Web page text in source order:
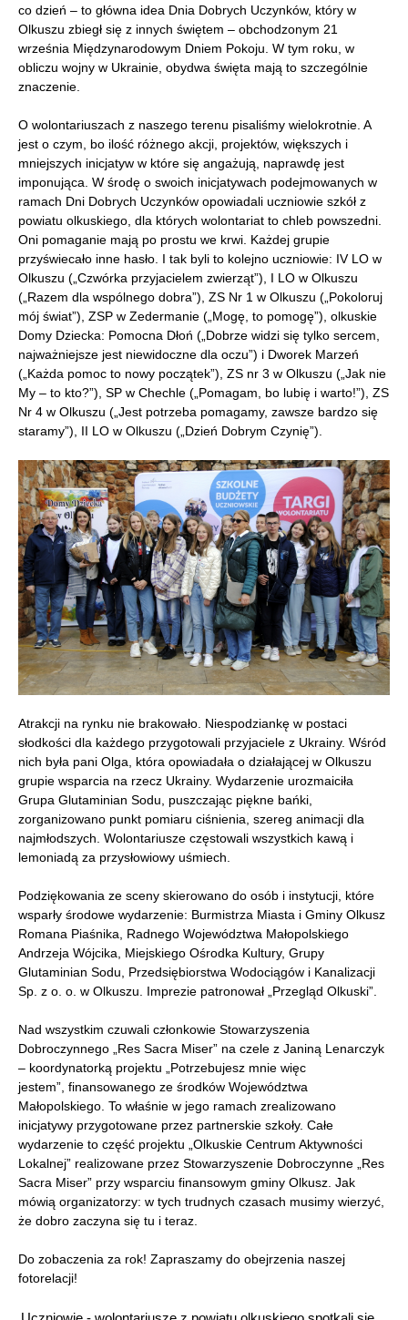
co dzień – to główna idea Dnia Dobrych Uczynków, który w
Olkuszu zbiegł się z innych świętem – obchodzonym 21
września Międzynarodowym Dniem Pokoju. W tym roku, w
obliczu wojny w Ukrainie, obydwa święta mają to szczególnie
znaczenie.
O wolontariuszach z naszego terenu pisaliśmy wielokrotnie. A
jest o czym, bo ilość różnego akcji, projektów, większych i
mniejszych inicjatyw w które się angażują, naprawdę jest
imponująca. W środę o swoich inicjatywach podejmowanych w
ramach Dni Dobrych Uczynków opowiadali uczniowie szkół z
powiatu olkuskiego, dla których wolontariat to chleb powszedni.
Oni pomaganie mają po prostu we krwi. Każdej grupie
przyświecało inne hasło. I tak byli to kolejno uczniowie: IV LO w
Olkuszu („Czwórka przyjacielem zwierząt”), I LO w Olkuszu
(„Razem dla wspólnego dobra”), ZS Nr 1 w Olkuszu („Pokoloruj
mój świat”), ZSP w Zedermanie („Mogę, to pomogę”), olkuskie
Domy Dziecka: Pomocna Dłoń („Dobrze widzi się tylko sercem,
najważniejsze jest niewidoczne dla oczu”) i Dworek Marzeń
(„Każda pomoc to nowy początek”), ZS nr 3 w Olkuszu („Jak nie
My – to kto?”), SP w Chechle („Pomagam, bo lubię i warto!”), ZS
Nr 4 w Olkuszu („Jest potrzeba pomagamy, zawsze bardzo się
staramy”), II LO w Olkuszu („Dzień Dobrym Czynię”).
Atrakcji na rynku nie brakowało. Niespodziankę w postaci
słodkości dla każdego przygotowali przyjaciele z Ukrainy. Wśród
nich była pani Olga, która opowiadała o działającej w Olkuszu
grupie wsparcia na rzecz Ukrainy. Wydarzenie urozmaiciła
Grupa Glutaminian Sodu, puszczając piękne bańki,
zorganizowano punkt pomiaru ciśnienia, szereg animacji dla
najmłodszych. Wolontariusze częstowali wszystkich kawą i
lemoniadą za przysłowiowy uśmiech.
Podziękowania ze sceny skierowano do osób i instytucji, które
wsparły środowe wydarzenie: Burmistrza Miasta i Gminy Olkusz
Romana Piaśnika, Radnego Województwa Małopolskiego
Andrzeja Wójcika, Miejskiego Ośrodka Kultury, Grupy
Glutaminian Sodu, Przedsiębiorstwa Wodociągów i Kanalizacji
Sp. z o. o. w Olkuszu. Imprezie patronował „Przegląd Olkuski”.
Nad wszystkim czuwali członkowie Stowarzyszenia
Dobroczynnego „Res Sacra Miser” na czele z Janiną Lenarczyk
– koordynatorką projektu „Potrzebujesz mnie więc
jestem”, finansowanego ze środków Województwa
Małopolskiego. To właśnie w jego ramach zrealizowano
inicjatywy przygotowane przez partnerskie szkoły. Całe
wydarzenie to część projektu „Olkuskie Centrum Aktywności
Lokalnej” realizowane przez Stowarzyszenie Dobroczynne „Res
Sacra Miser” przy wsparciu finansowym gminy Olkusz. Jak
mówią organizatorzy: w tych trudnych czasach musimy wierzyć,
że dobro zaczyna się tu i teraz.
Do zobaczenia za rok! Zapraszamy do obejrzenia naszej
fotorelacji!